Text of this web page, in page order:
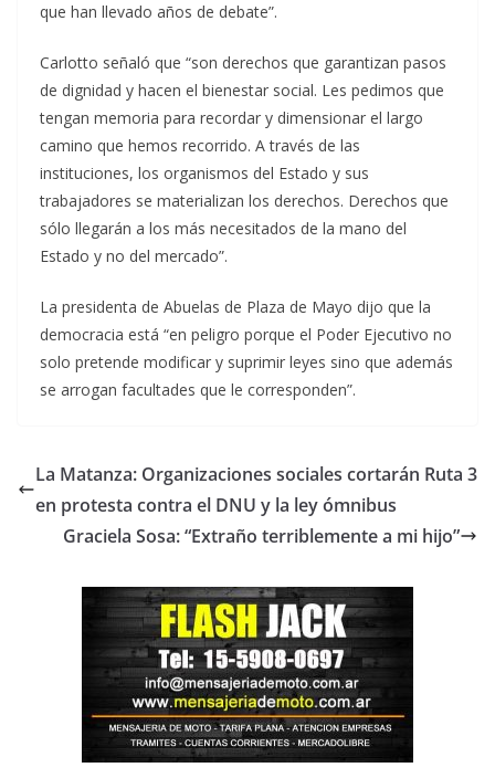
que han llevado años de debate”.
Carlotto señaló que “son derechos que garantizan pasos
de dignidad y hacen el bienestar social. Les pedimos que
tengan memoria para recordar y dimensionar el largo
camino que hemos recorrido. A través de las
instituciones, los organismos del Estado y sus
trabajadores se materializan los derechos. Derechos que
sólo llegarán a los más necesitados de la mano del
Estado y no del mercado”.
La presidenta de Abuelas de Plaza de Mayo dijo que la
democracia está “en peligro porque el Poder Ejecutivo no
solo pretende modificar y suprimir leyes sino que además
se arrogan facultades que le corresponden”.
La Matanza: Organizaciones sociales cortarán Ruta 3
en protesta contra el DNU y la ley ómnibus
Graciela Sosa: “Extraño terriblemente a mi hijo”